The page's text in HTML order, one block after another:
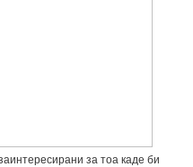
за тоа каде би